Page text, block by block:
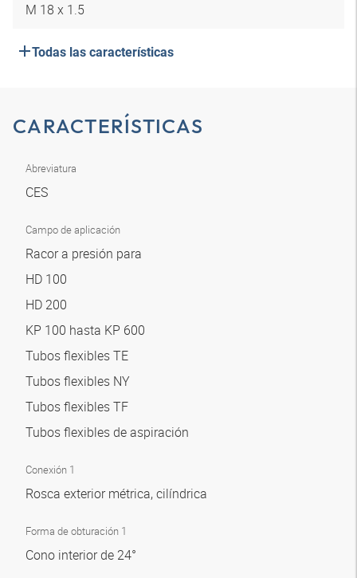
M 18 x 1.5
Todas las características
CARACTERÍSTICAS
Abreviatura
CES
Campo de aplicación
Racor a presión para
HD 100
HD 200
KP 100 hasta KP 600
Tubos flexibles TE
Tubos flexibles NY
Tubos flexibles TF
Tubos flexibles de aspiración
Conexión 1
Rosca exterior métrica, cilíndrica
Forma de obturación 1
Cono interior de 24°